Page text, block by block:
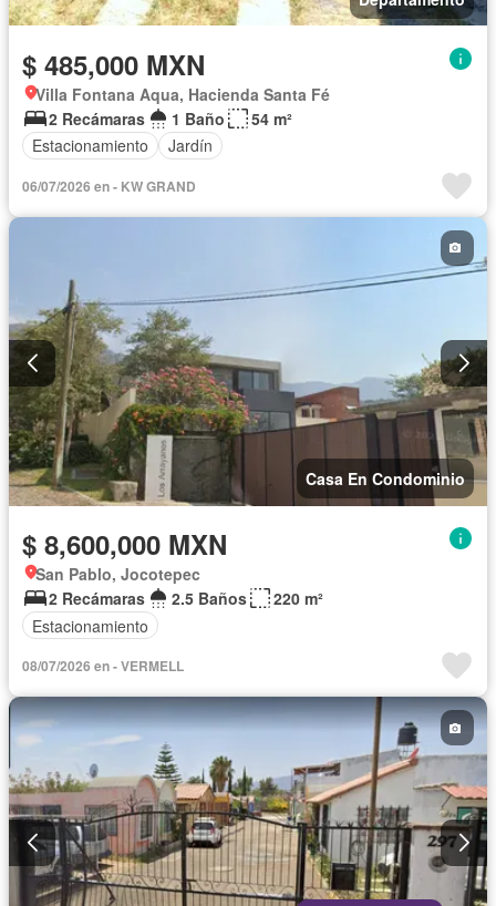
$ 485,000 MXN
Villa Fontana Aqua, Hacienda Santa Fé
2 Recámaras
1 Baño
54 m²
Estacionamiento
Jardín
06/07/2026 en - KW GRAND
Casa En Condominio
$ 8,600,000 MXN
San Pablo, Jocotepec
2 Recámaras
2.5 Baños
220 m²
Estacionamiento
08/07/2026 en - VERMELL